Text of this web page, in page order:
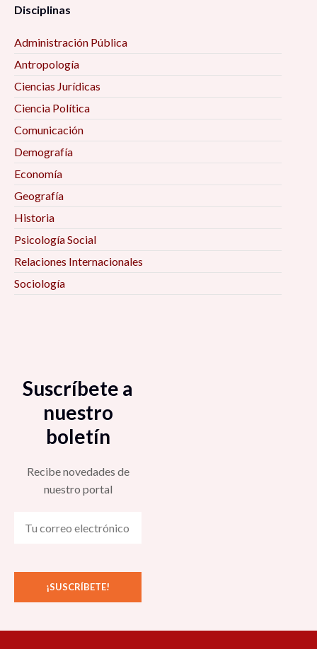
Disciplinas
Administración Pública
Antropología
Ciencias Jurídicas
Ciencia Política
Comunicación
Demografía
Economía
Geografía
Historia
Psicología Social
Relaciones Internacionales
Sociología
Suscríbete a
nuestro
boletín
Recibe novedades de
nuestro portal